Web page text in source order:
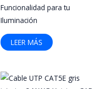
Funcionalidad para tu
Iluminación
LEER MÁS